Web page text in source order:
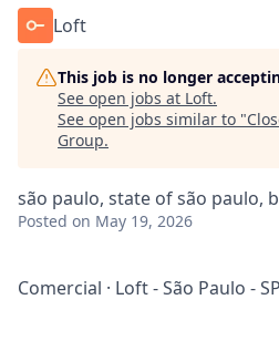
Loft
This job is no longer
See open jobs at Loft.
See open jobs similar to "
Group.
são paulo, state of são paulo,
Posted on May 19, 2026
Comercial · Loft - São Paulo - SP